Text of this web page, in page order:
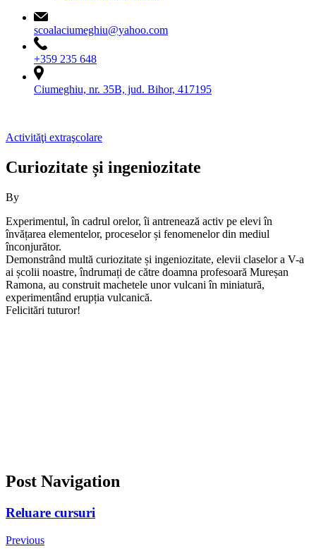
scoalaciumeghiu@yahoo.com
+359 235 648
Ciumeghiu, nr. 35B, jud. Bihor, 417195
Activităţi extraşcolare
Curiozitate și ingeniozitate
By
Experimentul, în cadrul orelor, îi antrenează activ pe elevi în
învățarea elementelor, proceselor și fenomenelor din mediul
înconjurător.
Demonstrând multă curiozitate și ingeniozitate, elevii claselor a V-a
ai școlii noastre, îndrumați de către doamna profesoară Mureșan
Ramona, au construit machetele unor vulcani în miniatură,
experimentând erupția vulcanică.
Felicitări tuturor!
Post Navigation
Reluare cursuri
Previous